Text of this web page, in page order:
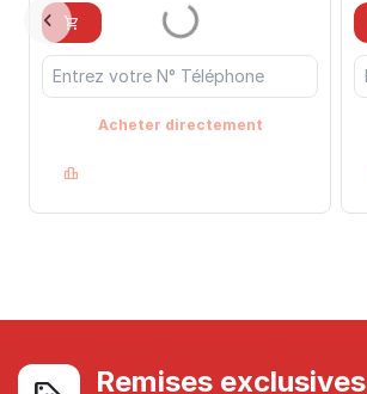
Acheter directement
Remises exclusives